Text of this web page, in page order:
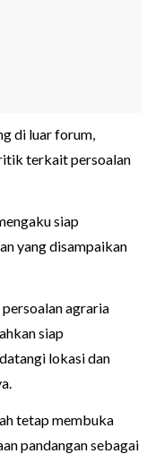
di luar forum,
terkait persoalan
siap
yang disampaikan
agraria
siap
lokasi dan
tetap membuka
pandangan sebagai